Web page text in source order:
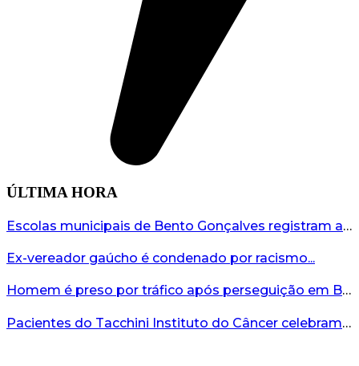
ÚLTIMA HORA
Escolas municipais de Bento Gonçalves registram avanço no IDEB 2025...
Ex-vereador gaúcho é condenado por racismo...
Homem é preso por tráfico após perseguição em Bento Gonçalves...
Pacientes do Tacchini Instituto do Câncer celebram Dia dos Pais com cuidado e relaxamento...